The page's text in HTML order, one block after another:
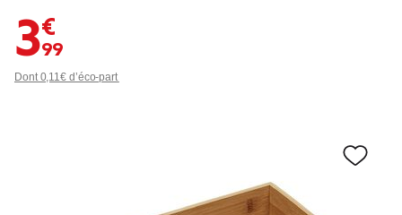
3,99 €
Dont 0,11€ d’éco-part